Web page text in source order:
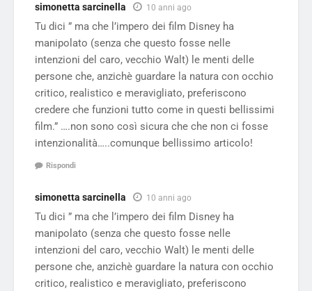
simonetta sarcinella 10 anni ago
Tu dici ” ma che l’impero dei film Disney ha
manipolato (senza che questo fosse nelle
intenzioni del caro, vecchio Walt) le menti delle
persone che, anzichè guardare la natura con occhio
critico, realistico e meravigliato, preferiscono
credere che funzioni tutto come in questi bellissimi
film.” ….non sono così sicura che che non ci fosse
intenzionalità…..comunque bellissimo articolo!
Rispondi
simonetta sarcinella 10 anni ago
Tu dici ” ma che l’impero dei film Disney ha
manipolato (senza che questo fosse nelle
intenzioni del caro, vecchio Walt) le menti delle
persone che, anzichè guardare la natura con occhio
critico, realistico e meravigliato, preferiscono